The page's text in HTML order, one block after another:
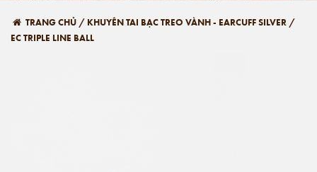
TRANG CHỦ / KHUYÊN TAI BẠC TREO VÀNH - EARCUFF SILVER /
EC TRIPLE LINE BALL